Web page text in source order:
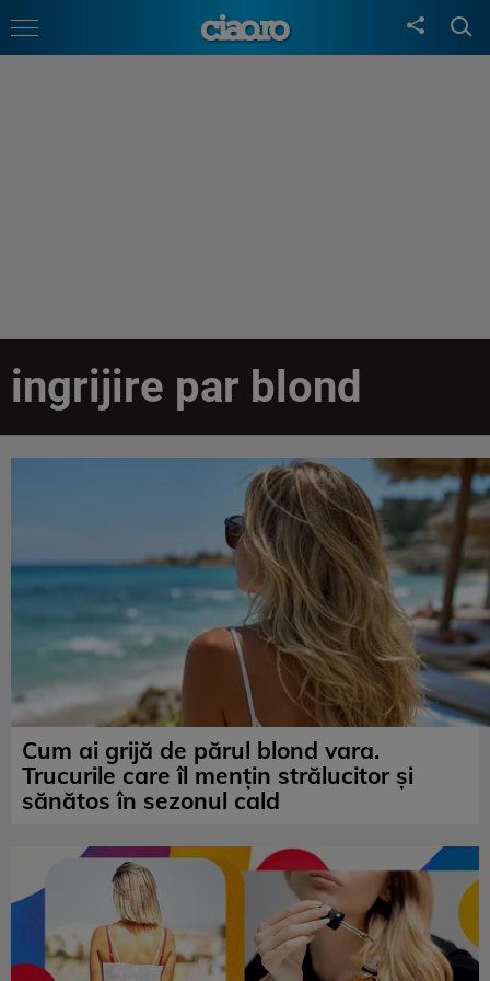
ingrijire par blond
Cum ai grijă de părul blond vara.
Trucurile care îl mențin strălucitor și
sănătos în sezonul cald